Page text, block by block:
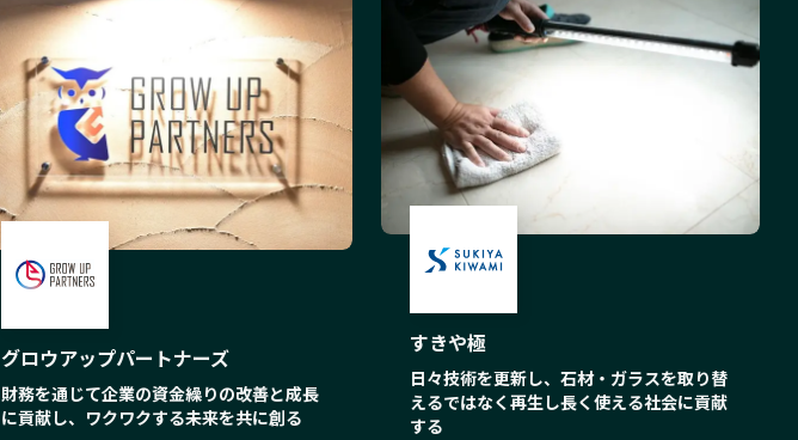
グロウアップパートナーズ
財務を通じて企業の資金繰りの改善と成長
に貢献し、ワクワクする未来を共に創る
すきや極
日々技術を更新し、石材・ガラスを取り替
えるではなく再生し長く使える社会に貢献
する